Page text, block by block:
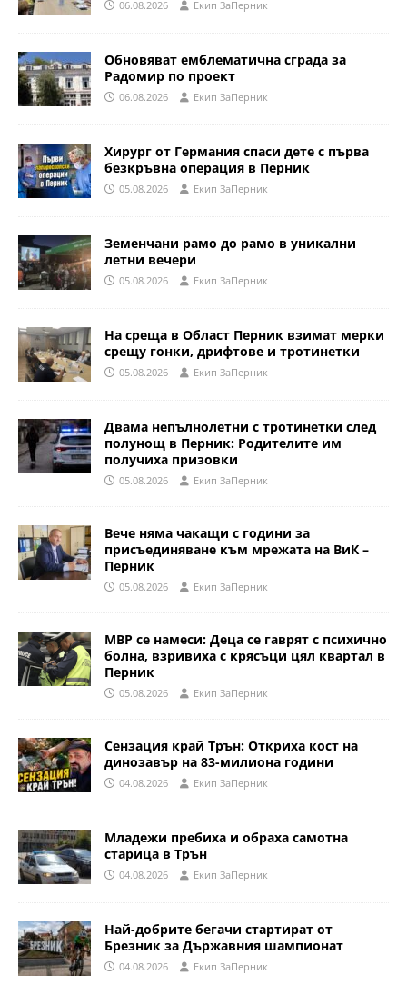
06.08.2026 Eкип ЗаПерник
Обновяват емблематична сграда за
Радомир по проект
06.08.2026 Eкип ЗаПерник
Хирург от Германия спаси дете с първа
безкръвна операция в Перник
05.08.2026 Eкип ЗаПерник
Земенчани рамо до рамо в уникални
летни вечери
05.08.2026 Eкип ЗаПерник
На среща в Област Перник взимат мерки
срещу гонки, дрифтове и тротинетки
05.08.2026 Eкип ЗаПерник
Двама непълнолетни с тротинетки след
полунощ в Перник: Родителите им
получиха призовки
05.08.2026 Eкип ЗаПерник
Вече няма чакащи с години за
присъединяване към мрежата на ВиК –
Перник
05.08.2026 Eкип ЗаПерник
МВР се намеси: Деца се гаврят с психично
болна, взривиха с крясъци цял квартал в
Перник
05.08.2026 Eкип ЗаПерник
Сензация край Трън: Откриха кост на
динозавър на 83-милиона години
04.08.2026 Eкип ЗаПерник
Младежи пребиха и обраха самотна
старица в Трън
04.08.2026 Eкип ЗаПерник
Най-добрите бегачи стартират от
Брезник за Държавния шампионат
04.08.2026 Eкип ЗаПерник